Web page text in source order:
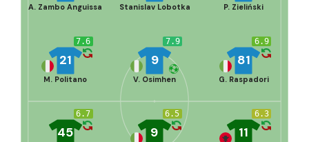
P. Zieliński
Stanislav Lobotka
A. Zambo Anguissa
6.9
81
G. Raspadori
7.9
9
V. Osimhen
7.6
21
M. Politano
6.7
45
6.5
9
6.3
11